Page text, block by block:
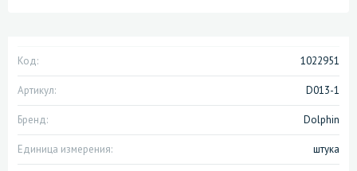
Код: 1022951
Артикул: D013-1
Бренд: Dolphin
Единица измерения: штука